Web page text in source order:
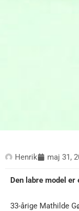
Henrik maj 31,
Den labre model
33-årige Mathilde